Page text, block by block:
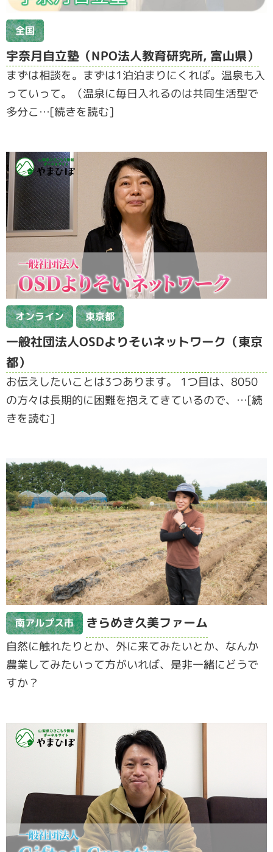
全国
宇奈月自立塾（NPO法人教育研究所, 富山県）
まずは相談を。まずは1泊泊まりにくれば。温泉も入
っていって。（温泉に毎日入れるのは共同生活型で
多分こ…[続きを読む]
オンライン 東京都
一般社団法人OSDよりそいネットワーク（東京
都）
お伝えしたいことは3つあります。 1つ目は、8050
の方々は長期的に困難を抱えてきているので、…[続
きを読む]
南アルプス市 きらめき久美ファーム
自然に触れたりとか、外に来てみたいとか、なんか
農業してみたいって方がいれば、是非一緒にどうで
すか？